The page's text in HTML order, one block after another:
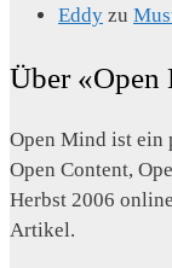
Eddy zu
Über «Open
Open Mind ist ein
Open Content,
Herbst 2006
Artikel.